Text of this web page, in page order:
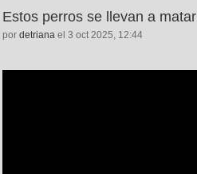
Estos perros se llevan a matar
por detriana el 3 oct 2025, 12:44